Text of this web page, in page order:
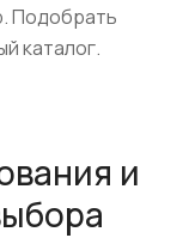
Подобрать
каталог.
и